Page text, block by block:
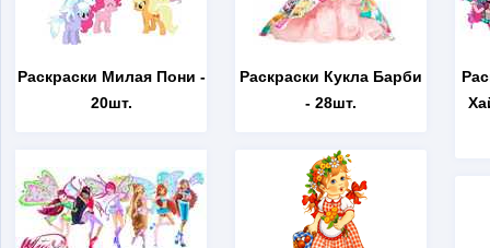
Раскраски Милая Пони -
20шт.
Раскраски Кукла Барби
- 28шт.